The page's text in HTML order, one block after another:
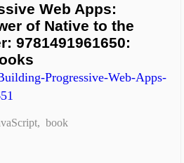
Web Apps:
of Native to the
9781491961650:
Progressive-Web-Apps-
book